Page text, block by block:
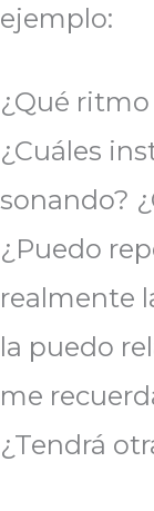
ejemplo:
¿Qué
¿Cuáles
sonando?
¿Puedo
realmente
la puedo
me
¿Tendrá